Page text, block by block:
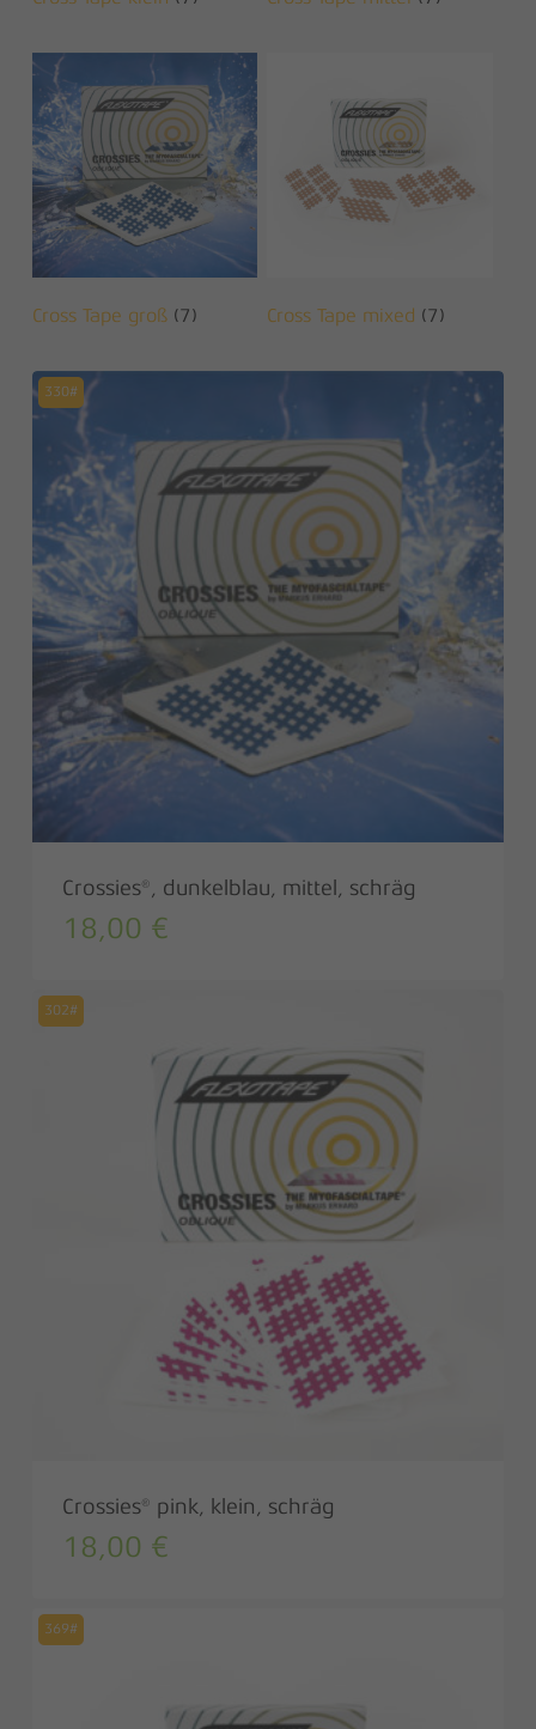
Cross Tape groß (7) Cross Tape mixed (7)
330#
Crossies®, dunkelblau, mittel, schräg
18,00 €
302#
Crossies® pink, klein, schräg
18,00 €
369#